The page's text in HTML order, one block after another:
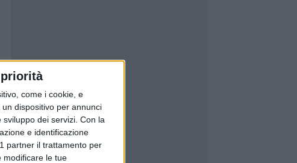
come i cookie, e
dispositivo per annunci
dei servizi. Con la
e identificazione
partner il trattamento per
modificare le tue